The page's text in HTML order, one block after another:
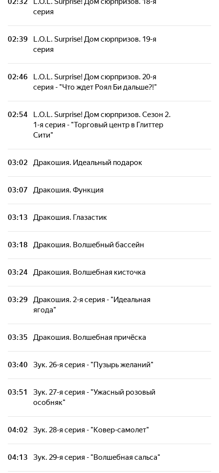
серия
02:39
L.O.L. Surprise! Дом сюрпризов. 19-я
серия
02:46
L.O.L. Surprise! Дом сюрпризов. 20-я
серия - "Что ждет Роял Би дальше?!"
02:54
L.O.L. Surprise! Дом сюрпризов. Сезон 2.
1-я серия - "Торговый центр в Глиттер
Сити"
03:02 Дракошия. Идеальный подарок
03:07 Дракошия. Функция
03:13 Дракошия. Глазастик
03:18 Дракошия. Волшебный бассейн
03:24 Дракошия. Волшебная кисточка
03:29
Дракошия. 2-я серия - "Идеальная
ягода"
03:35 Дракошия. Волшебная причёска
03:40 Зук. 26-я серия - "Пузырь желаний"
03:51
Зук. 27-я серия - "Ужасный розовый
особняк"
04:02 Зук. 28-я серия - "Ковер-самолет"
04:13 Зук. 29-я серия - "Волшебная сальса"